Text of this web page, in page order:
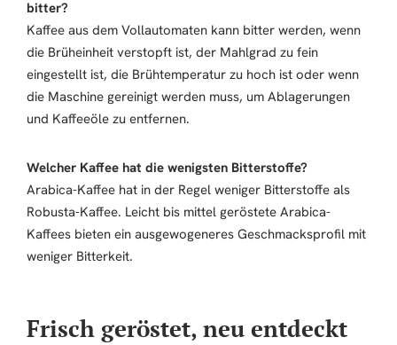
bitter?
Kaffee aus dem Vollautomaten kann bitter werden, wenn
die Brüheinheit verstopft ist, der Mahlgrad zu fein
eingestellt ist, die Brühtemperatur zu hoch ist oder wenn
die Maschine gereinigt werden muss, um Ablagerungen
und Kaffeeöle zu entfernen.
Welcher Kaffee hat die wenigsten Bitterstoffe?
Arabica-Kaffee hat in der Regel weniger Bitterstoffe als
Robusta-Kaffee. Leicht bis mittel geröstete Arabica-
Kaffees bieten ein ausgewogeneres Geschmacksprofil mit
weniger Bitterkeit.
Frisch geröstet, neu entdeckt